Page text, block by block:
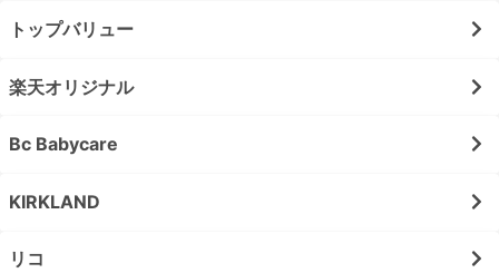
トップバリュー
楽天オリジナル
Bc Babycare
KIRKLAND
リコ